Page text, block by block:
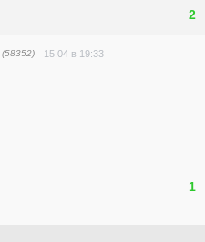
2
15.04 в 19:33
1